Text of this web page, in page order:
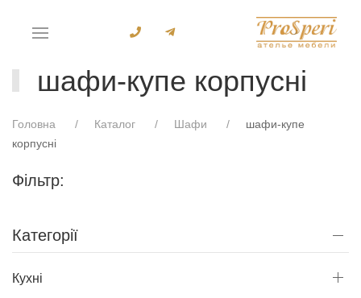
шафи-купе корпусні
Головна Каталог Шафи
шафи-купе
корпусні
Фільтр:
Категорії
Кухні